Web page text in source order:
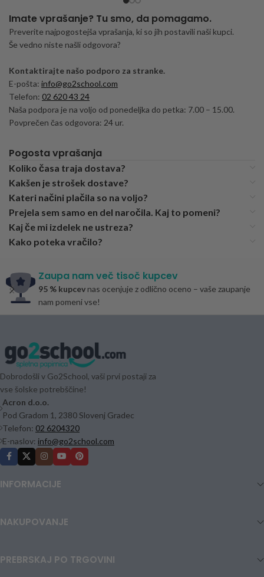
Imate vprašanje? Tu smo, da pomagamo.
Preverite najpogostejša vprašanja, ki so jih postavili naši kupci.
Še vedno niste našli odgovora?
Kontaktirajte našo podporo za stranke.
E-pošta: info@go2school.com
Telefon: 02 620 43 24
Naša podpora je na voljo od ponedeljka do petka: 7.00 – 15.00.
Povprečen čas odgovora: 24 ur.
Pogosta vprašanja
Koliko časa traja dostava?
Kakšen je strošek dostave?
Kateri načini plačila so na voljo?
Prejela sem samo en del naročila. Kaj to pomeni?
Kaj če mi izdelek ne ustreza?
Kako poteka vračilo?
Zaupa nam več tisoč kupcev
95 % kupcev nas ocenjuje z odlično oceno – vaše zaupanje
nam pomeni vse!
Dobrodošli v Go2School, vaši prvi postaji za
vse šolske potrebščine!
Acron d.o.o.
Pod Gradom 1, 2380 Slovenj Gradec
Telefon: 02 6204320
E-naslov: info@go2school.com
INFORMACIJE
NAKUPOVANJE
PREBRSKAJ PO TRGOVINI